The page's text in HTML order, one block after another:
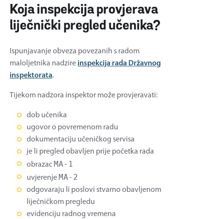
Koja inspekcija provjerava
liječnički pregled učenika?
Ispunjavanje obveza povezanih s radom
maloljetnika nadzire inspekcija rada Državnog
inspektorata.
Tijekom nadzora inspektor može provjeravati:
dob učenika
ugovor o povremenom radu
dokumentaciju učeničkog servisa
je li pregled obavljen prije početka rada
obrazac MA-1
uvjerenje MA-2
odgovaraju li poslovi stvarno obavljenom
liječničkom pregledu
evidenciju radnog vremena